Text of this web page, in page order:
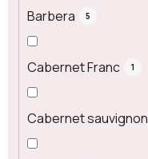
Barbera 5
Cabernet Franc 1
Cabernet sauvignon